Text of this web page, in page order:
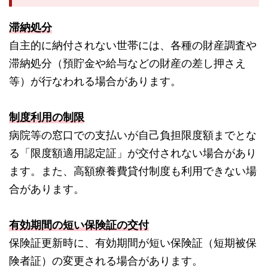
滞納処分
自主的に納付されない世帯には、各種の財産調査や
滞納処分（預貯金や給与などの財産の差し押さえ
等）が行なわれる場合があります。
制度利用の制限
病院等の窓口での支払いが自己負担限度額までとな
る「限度額適用認定証」が交付されない場合があり
ます。また、高額療養費貸付制度も利用できない場
合があります。
有効期間の短い保険証の交付
保険証更新時に、有効期間が短い保険証（短期被保
険者証）の変更される場合があります。